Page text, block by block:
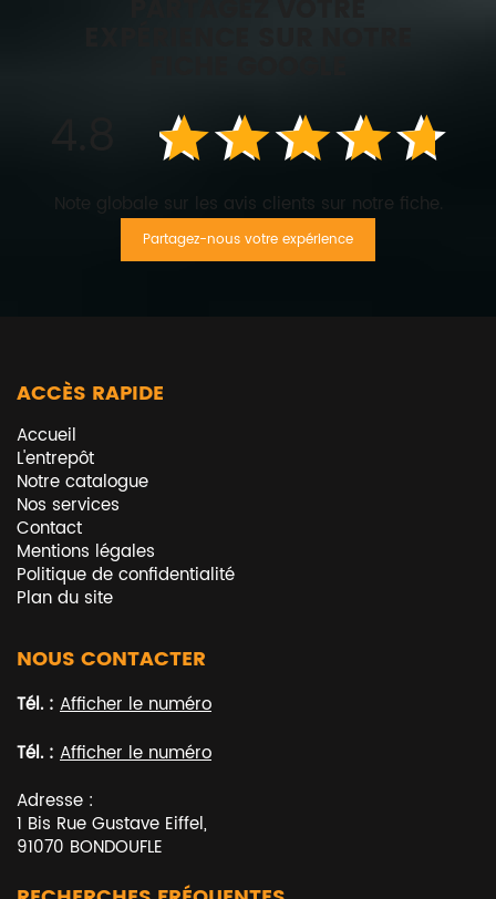
Note globale sur les avis clients sur notre fiche.
Partagez-nous votre expérience
ACCÈS RAPIDE
Accueil
L'entrepôt
Notre catalogue
Nos services
Contact
Mentions légales
Politique de confidentialité
Plan du site
NOUS CONTACTER
Tél. : Afficher le numéro
Tél. : Afficher le numéro
Adresse :
1 Bis Rue Gustave Eiffel,
91070 BONDOUFLE